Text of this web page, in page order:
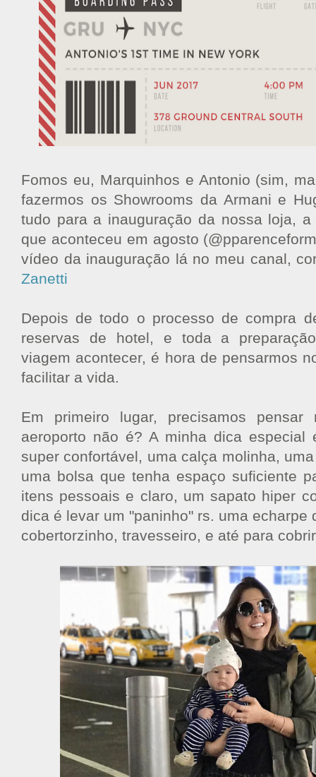
Fomos eu, Marquinhos e Antonio (sim,
fazermos os Showrooms da Armani e
tudo para a inauguração da nossa loja, a
que aconteceu em agosto
vídeo da inauguração lá no meu canal,
Zanetti
Depois de todo o processo de compra
reservas de hotel, e toda a
viagem acontecer, é hora de pensarmos
facilitar a vida.
Em primeiro lugar, precisamos
aeroporto não é? A minha dica especial
super confortável, uma calça molinha,
uma bolsa que tenha espaço suficiente
itens pessoais e claro, um sapato hiper
dica é levar um "paninho" rs. uma echarpe
cobertorzinho, travesseiro, e até para